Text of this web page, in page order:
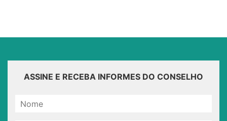
ASSINE E RECEBA INFORMES DO CONSELHO